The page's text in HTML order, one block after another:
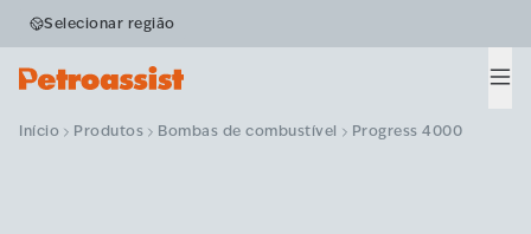
Selecionar região
Início Produtos Bombas de combustível Progress 4000